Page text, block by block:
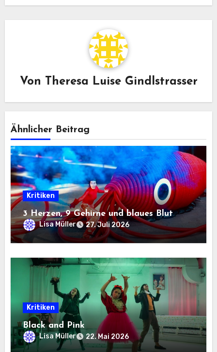
Von Theresa Luise Gindlstrasser
Ähnlicher Beitrag
Kritiken
3 Herzen, 9 Gehirne und blaues Blut
Lisa Müller 27. Juli 2026
Kritiken
Black and Pink
Lisa Müller 22. Mai 2026